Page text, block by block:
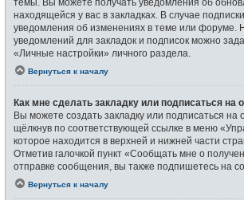
находящейся у вас в закладках. В случае
уведомления об изменениях в теме или форуме.
уведомлений для закладок и подписок можно
«Личные настройки» личного раздела.
Вернуться к началу
Как мне сделать закладку или подписаться на
Вы можете создать закладку или подписаться на
щёлкнув по соответствующей ссылке в меню
которое находится в верхней и нижней части
Отметив галочкой пункт «Сообщать мне о
отправке сообщения, вы также подпишетесь на
Вернуться к началу